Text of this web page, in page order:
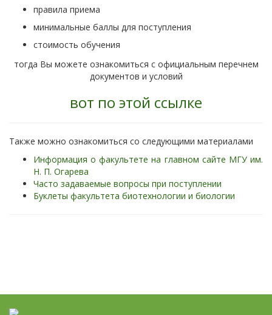
правила приема
минимальные баллы для поступления
стоимость обучения
тогда Вы можете ознакомиться с официальным перечнем
документов и условий
вот по этой ссылке
Также можно ознакомиться со следующими материалами
Информация о факультете на главном сайте МГУ им.
Н. П. Огарева
Часто задаваемые вопросы при поступлении
Буклеты факультета биотехнологии и биологии